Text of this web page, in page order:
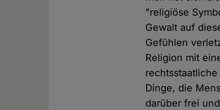
"religiöse
Gewalt auf
Gefühlen
Religion mit
Dinge, die
darüber frei